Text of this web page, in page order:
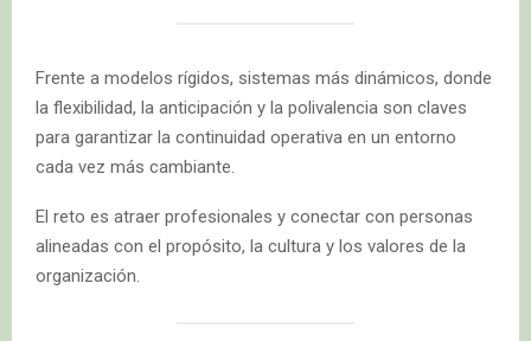
Frente a modelos rígidos, sistemas más dinámicos, donde
la flexibilidad, la anticipación y la polivalencia son claves
para garantizar la continuidad operativa en un entorno
cada vez más cambiante.
El reto es atraer profesionales y conectar con personas
alineadas con el propósito, la cultura y los valores de la
organización.